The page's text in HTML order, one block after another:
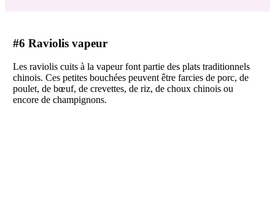
#6 Raviolis vapeur
Les raviolis cuits à la vapeur font partie des plats traditionnels
chinois. Ces petites bouchées peuvent être farcies de porc, de
poulet, de bœuf, de crevettes, de riz, de choux chinois ou
encore de champignons.